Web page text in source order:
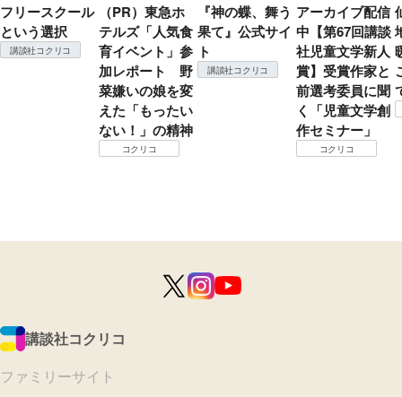
フリースクール
という選択
講談社コクリコ
（PR）東急ホ
テルズ「人気食
育イベント」参
加レポート 野
菜嫌いの娘を変
えた「もったい
ない！」の精神
コクリコ
『神の蝶、舞う
果て』公式サイ
ト
講談社コクリコ
アーカイブ配信
中【第67回講談
社児童文学新人
賞】受賞作家と
前選考委員に聞
く「児童文学創
作セミナー」
コクリコ
講談社コクリコ
ファミリーサイト